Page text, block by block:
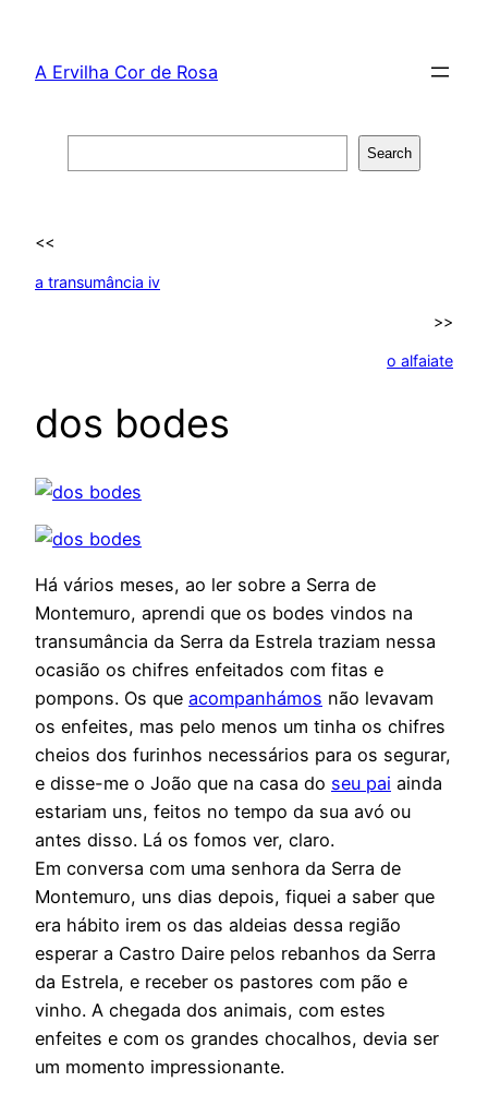
content
A Ervilha Cor de Rosa
Search
<<
a transumância iv
>>
o alfaiate
dos bodes
Há vários meses, ao ler sobre a Serra de
Montemuro, aprendi que os bodes vindos na
transumância da Serra da Estrela traziam nessa
ocasião os chifres enfeitados com fitas e
pompons. Os que acompanhámos não levavam
os enfeites, mas pelo menos um tinha os chifres
cheios dos furinhos necessários para os segurar,
e disse-me o João que na casa do seu pai ainda
estariam uns, feitos no tempo da sua avó ou
antes disso. Lá os fomos ver, claro.
Em conversa com uma senhora da Serra de
Montemuro, uns dias depois, fiquei a saber que
era hábito irem os das aldeias dessa região
esperar a Castro Daire pelos rebanhos da Serra
da Estrela, e receber os pastores com pão e
vinho. A chegada dos animais, com estes
enfeites e com os grandes chocalhos, devia ser
um momento impressionante.